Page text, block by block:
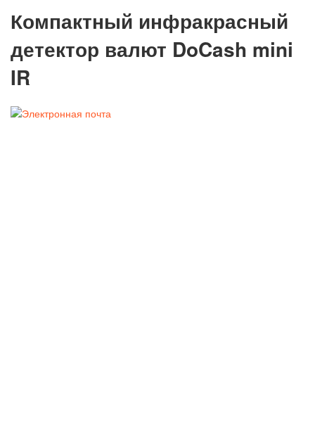
Компактный инфракрасный
детектор валют DoCash mini
IR